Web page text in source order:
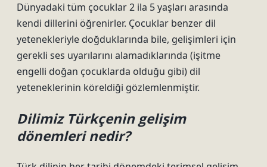
Dünyadaki tüm çocuklar 2 ila 5 yaşları arasında
kendi dillerini öğrenirler. Çocuklar benzer dil
yetenekleriyle doğduklarında bile, gelişimleri için
gerekli ses uyarılarını alamadıklarında (işitme
engelli doğan çocuklarda olduğu gibi) dil
yeteneklerinin köreldiği gözlemlenmiştir.
Dilimiz Türkçenin gelişim
dönemleri nedir?